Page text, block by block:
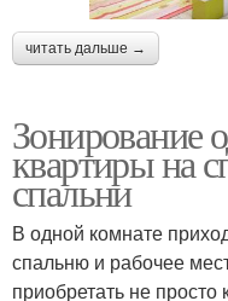
читать дальше →
Зонирование
квартиры на
спальни
В одной комнате
спальню и рабочее
приобретать не